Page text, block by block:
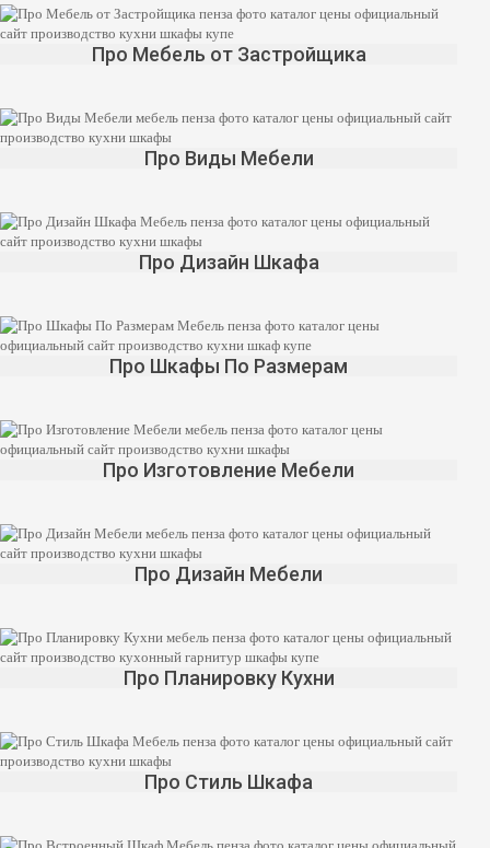
Про Мебель от Застройщика
Про Виды Мебели
Про Дизайн Шкафа
Про Шкафы По Размерам
Про Изготовление Мебели
Про Дизайн Мебели
Про Планировку Кухни
Про Стиль Шкафа
Да Изменить